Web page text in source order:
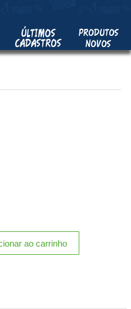
ÚLTIMOS
CADASTROS
PRODUTOS
NOVOS